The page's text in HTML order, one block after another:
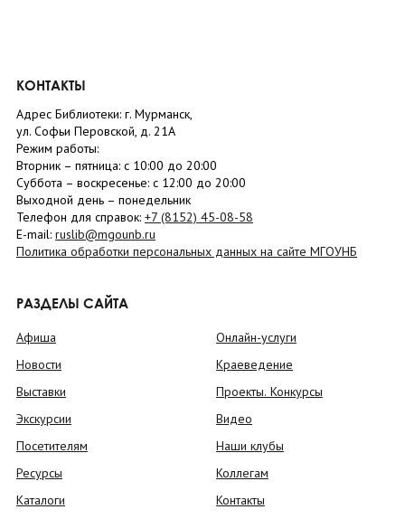
КОНТАКТЫ
Адрес Библиотеки: г. Мурманск,
ул. Софьи Перовской, д. 21А
Режим работы:
Вторник – пятница: с 10:00 до 20:00
Суббота – воскресенье: c 12:00 до 20:00
Выходной день – понедельник
Телефон для справок: +7 (8152) 45-08-58
E-mail: ruslib@mgounb.ru
Политика обработки персональных данных на сайте МГОУНБ
РАЗДЕЛЫ САЙТА
Афиша
Новости
Выставки
Экскурсии
Посетителям
Ресурсы
Каталоги
Онлайн-услуги
Краеведение
Проекты. Конкурсы
Видео
Наши клубы
Коллегам
Контакты